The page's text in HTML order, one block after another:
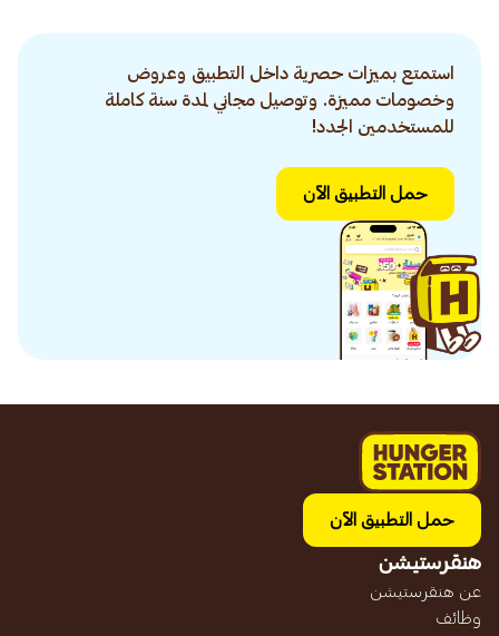
استمتع بميزات حصرية داخل التطبيق وعروض
وخصومات مميزة. وتوصيل مجاني لمدة سنة كاملة
للمستخدمين الجدد!
حمل التطبيق الآن
حمل التطبيق الآن
هنقرستيشن
عن هنقرستيشن
وظائف